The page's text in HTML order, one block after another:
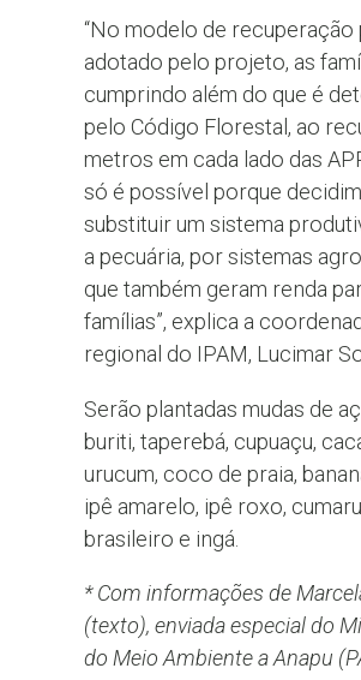
“No modelo de recuperação
adotado pelo projeto, as
cumprindo além do que é
pelo Código Florestal, ao
metros em cada lado das
só é possível porque
substituir um sistema
a pecuária, por sistemas
que também geram renda
famílias”, explica a
regional do IPAM, Lucimar
Serão plantadas mudas de
buriti, taperebá, cupuaçu,
urucum, coco de praia,
ipê amarelo, ipê roxo,
brasileiro e ingá.
* Com informações de
(texto), enviada especial do
do Meio Ambiente a Anapu